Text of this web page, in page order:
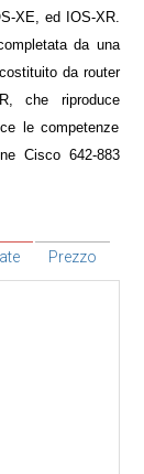
XE, ed IOS-XR.
da una
da router
che riproduce
le competenze
Cisco 642-883
Prezzo